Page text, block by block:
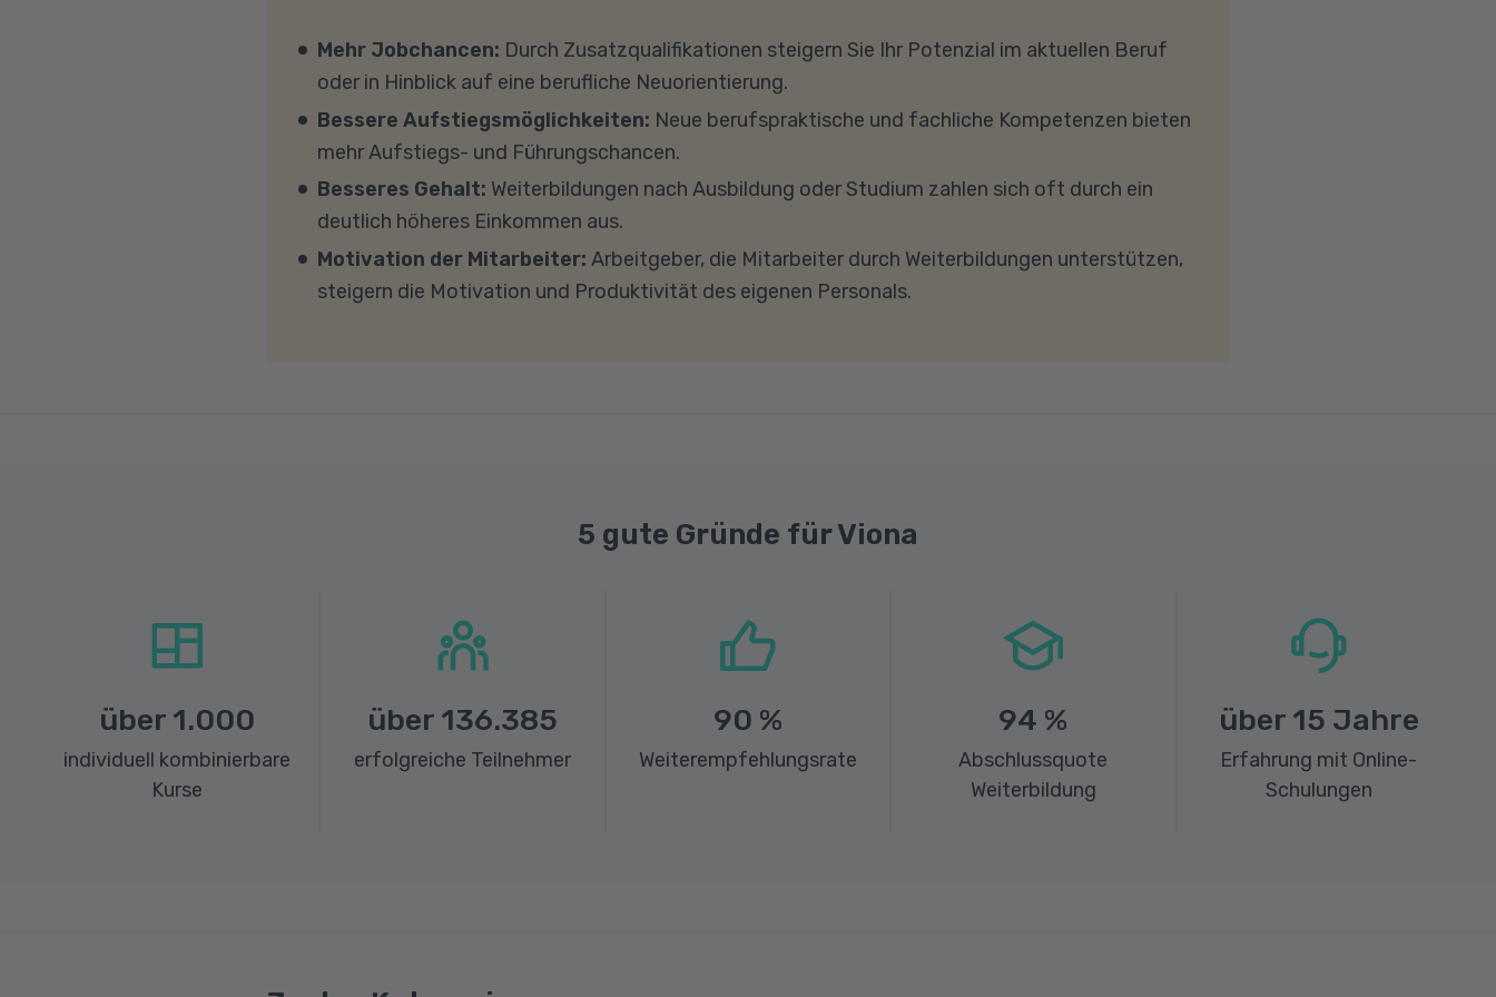
persönlichen Gespräch zu diesem Thema.
eigenen Geräten am Unterricht teilnehmen, empfehlen wir PCs oder Laptops mit Windows 10 oder
Windows 11, mindestens 8 GB Arbeitsspeicher (RAM) und einem aktuellen Mehrkern-Prozessor
(CPU). Der Unterricht findet in Microsoft Teams statt. Bitte achten Sie darauf, dass Ihre
Sicherheitsprogramme und -einstellungen (Anti-Viren-Programme, Firewalls etc.) die Verbindung
Übertragung eine gute Internetverbindung mit einer Download-Geschwindigkeit von mindestens 6
Fragen sprechen Sie uns gerne an.
Mehr Jobchancen: Durch Zusatzqualifikationen steigern Sie Ihr Potenzial im aktuellen Beruf
oder in Hinblick auf eine berufliche Neuorientierung.
Bessere Aufstiegsmöglichkeiten: Neue berufspraktische und fachliche Kompetenzen bieten
mehr Aufstiegs- und Führungschancen.
Besseres Gehalt: Weiterbildungen nach Ausbildung oder Studium zahlen sich oft durch ein
deutlich höheres Einkommen aus.
Motivation der Mitarbeiter: Arbeitgeber, die Mitarbeiter durch Weiterbildungen unterstützen,
steigern die Motivation und Produktivität des eigenen Personals.
5 gute Gründe für Viona
über 1.000
individuell kombinierbare
Kurse
über 136.385
erfolgreiche Teilnehmer
90 %
Weiterempfehlungsrate
94 %
Abschlussquote
Weiterbildung
über 15 Jahre
Erfahrung mit Online-
Schulungen